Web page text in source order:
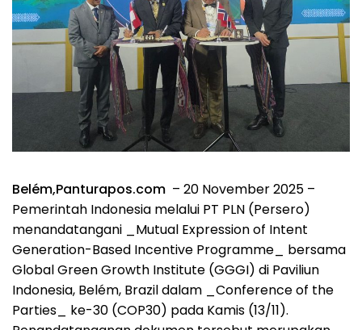
Belém,Panturapos.com – 20 November 2025 –
Pemerintah Indonesia melalui PT PLN (Persero)
menandatangani _Mutual Expression of Intent
Generation-Based Incentive Programme_ bersama
Global Green Growth Institute (GGGI) di Paviliun
Indonesia, Belém, Brazil dalam _Conference of the
Parties_ ke-30 (COP30) pada Kamis (13/11).